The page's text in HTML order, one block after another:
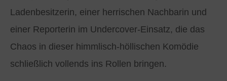
Ladenbesitzerin, einer herrischen Nachbarin und
einer Reporterin im Undercover-Einsatz, die das
Chaos in dieser himmlisch-höllischen Komödie
schließlich vollends ins Rollen bringen.